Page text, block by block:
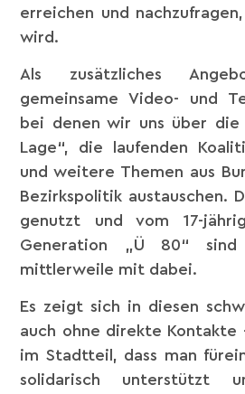
erreichen und
wird.
Als zusätzliches
gemeinsame Video- und
bei denen wir uns über die
Lage“, die laufenden
und weitere Themen aus
Bezirkspolitik austauschen.
genutzt und vom 17-
Generation „Ü 80“
mittlerweile mit dabei.
Es zeigt sich in diesen
auch ohne direkte Kontakte
im Stadtteil, dass man
solidarisch unterstützt